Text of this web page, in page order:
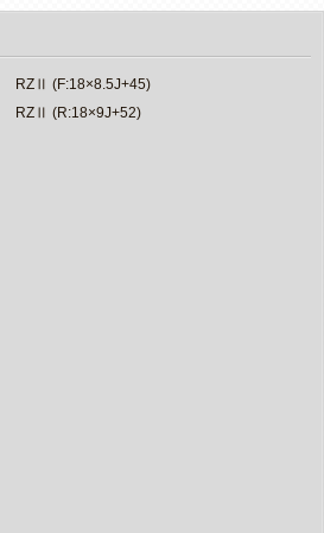
RZⅡ (F:18×8.5J+45)
RZⅡ (R:18×9J+52)